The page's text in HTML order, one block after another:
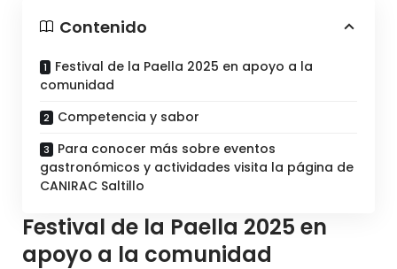
Contenido
Festival de la Paella 2025 en apoyo a la
comunidad
Competencia y sabor
Para conocer más sobre eventos
gastronómicos y actividades visita la página de
CANIRAC Saltillo
Festival de la Paella 2025 en
apoyo a la comunidad